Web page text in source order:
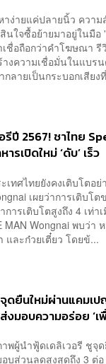
ง่ายแค่ปลายนิ้ว ควา
ใจซื้อย้ายมาอยู่ในมือ '
ชื่อถือกว่าคำโฆษณา รี
งความเชื่อมั่นในแบร
กลายเป็นกระบอกเสียง
รีปี 2567! ชาไทย
รเปิดใหม่ ‘ดับ’ เร็ว
เทศไทยยังคงเติบโต
เผยว่าการเติบโ
ารเติบโตสูงถึง 4 เท่า
MAN Wongnai พบว่า
และก๋วยเตี๋ยว โดยข้...
ดยืนใหม่ผ่านแคมเ
งมอบความอร่อย ‘
พผู้นำฟู้ดเดลิเวอรี ชูจุ
บส่วนลดสูงสุดถึง 3 ต่